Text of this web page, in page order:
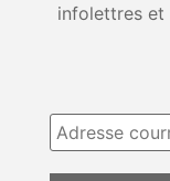
infolettres et